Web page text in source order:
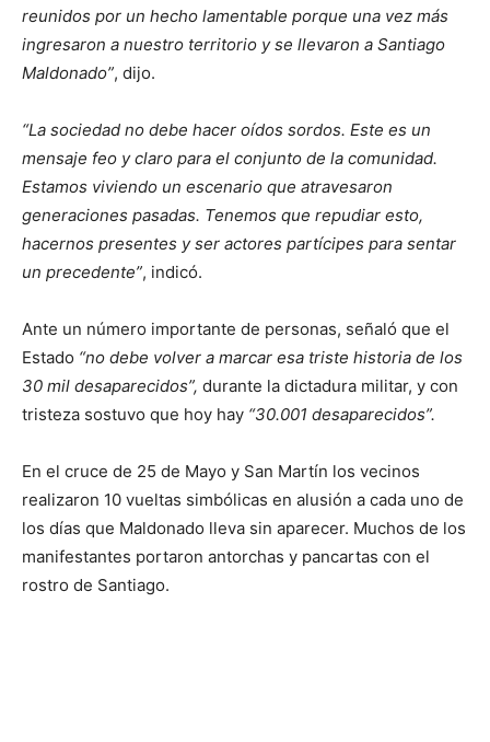
reunidos por un hecho lamentable porque una vez más
ingresaron a nuestro territorio y se llevaron a Santiago
Maldonado”, dijo.
“La sociedad no debe hacer oídos sordos. Este es un
mensaje feo y claro para el conjunto de la comunidad.
Estamos viviendo un escenario que atravesaron
generaciones pasadas. Tenemos que repudiar esto,
hacernos presentes y ser actores partícipes para sentar
un precedente”, indicó.
Ante un número importante de personas, señaló que el
Estado “no debe volver a marcar esa triste historia de los
30 mil desaparecidos”, durante la dictadura militar, y con
tristeza sostuvo que hoy hay “30.001 desaparecidos”.
En el cruce de 25 de Mayo y San Martín los vecinos
realizaron 10 vueltas simbólicas en alusión a cada uno de
los días que Maldonado lleva sin aparecer. Muchos de los
manifestantes portaron antorchas y pancartas con el
rostro de Santiago.